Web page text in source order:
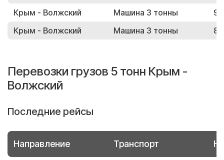
Крым - Волжский
Машина 3 тонны
Крым - Волжский
Машина 3 тонны
Перевозки грузов 5 тонн Крым -
Волжский
Последние рейсы
Направление Транспорт